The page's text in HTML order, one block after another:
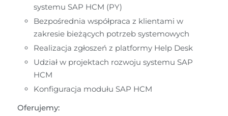
systemu SAP HCM (PY)
Bezpośrednia współpraca z klientami w
zakresie bieżących potrzeb systemowych
Realizacja zgłoszeń z platformy Help Desk
Udział w projektach rozwoju systemu SAP
HCM
Konfiguracja modułu SAP HCM
Oferujemy: